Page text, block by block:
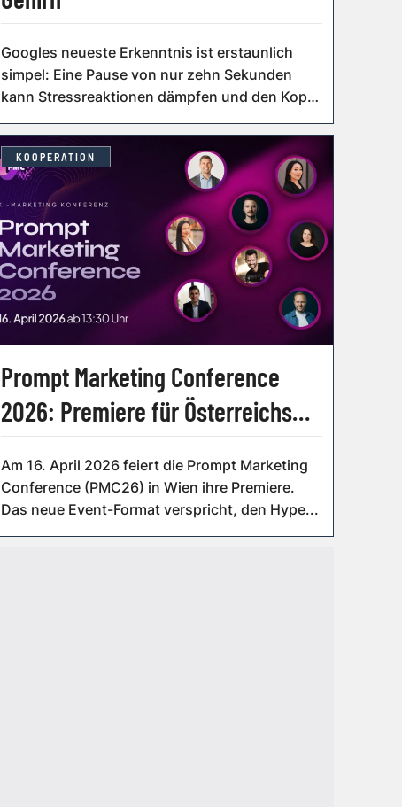
Googles neueste Erkenntnis ist erstaunlich
simpel: Eine Pause von nur zehn Sekunden
kann Stressreaktionen dämpfen und den Kopf
wie...
KOOPERATION
Prompt Marketing Conference
2026: Premiere für Österreichs
Am 16. April 2026 feiert die Prompt Marketing
Conference (PMC26) in Wien ihre Premiere.
Das neue Event-Format verspricht, den Hype...